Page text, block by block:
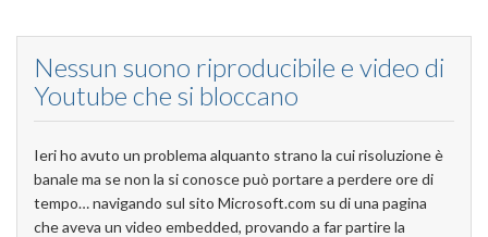
Nessun suono riproducibile e video di
Youtube che si bloccano
Ieri ho avuto un problema alquanto strano la cui risoluzione è
banale ma se non la si conosce può portare a perdere ore di
tempo… navigando sul sito Microsoft.com su di una pagina
che aveva un video embedded, provando a far partire la